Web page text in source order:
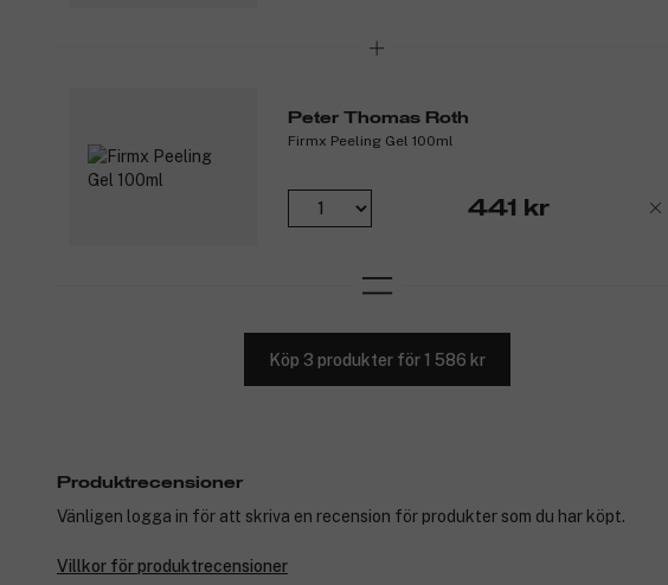
Peter Thomas Roth
Firmx Peeling Gel 100ml
441 kr
Köp 3 produkter för 1 586 kr
Produktrecensioner
Vänligen logga in för att skriva en recension för produkter som du har köpt.
Villkor för produktrecensioner